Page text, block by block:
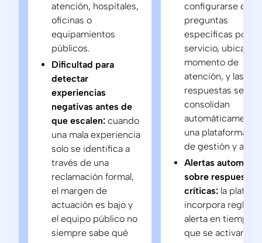
atención, hospitales,
oficinas o
equipamientos
públicos.
Dificultad para
detectar
experiencias
negativas antes de
que escalen: cuando
una mala experiencia
solo se identifica a
través de una
reclamación formal,
el margen de
actuación es bajo y
el equipo público no
siempre sabe qué
configurarse con
preguntas
específicas por
servicio,
momento de
atención, y las
respuestas se
consolidan
automáticamente
una plataforma
de gestión y
Alertas
sobre respuestas
críticas:la
incorpora reglas
alerta en tiempo
que se activan